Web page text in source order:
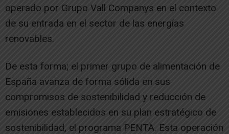
operado por Grupo Vall Companys en el contexto
de su entrada en el sector de las energías
renovables.
De esta forma; el primer grupo de alimentación de
España avanza de forma sólida en sus
compromisos de sostenibilidad y reducción de
emisiones establecidos en su plan estratégico de
sostenibilidad, el programa PENTA. Esta operación